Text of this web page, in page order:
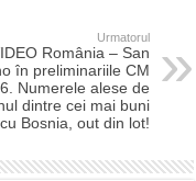
Urmatorul
România – San
în preliminariile CM
Numerele alese de
dintre cei mai buni
Bosnia, out din lot!